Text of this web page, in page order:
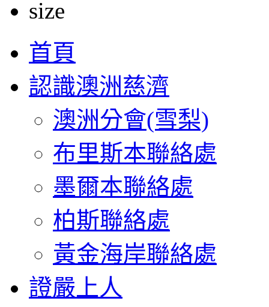
首頁
認識澳洲慈濟
澳洲分會(雪梨)
布里斯本聯絡處
墨爾本聯絡處
柏斯聯絡處
黃金海岸聯絡處
證嚴上人